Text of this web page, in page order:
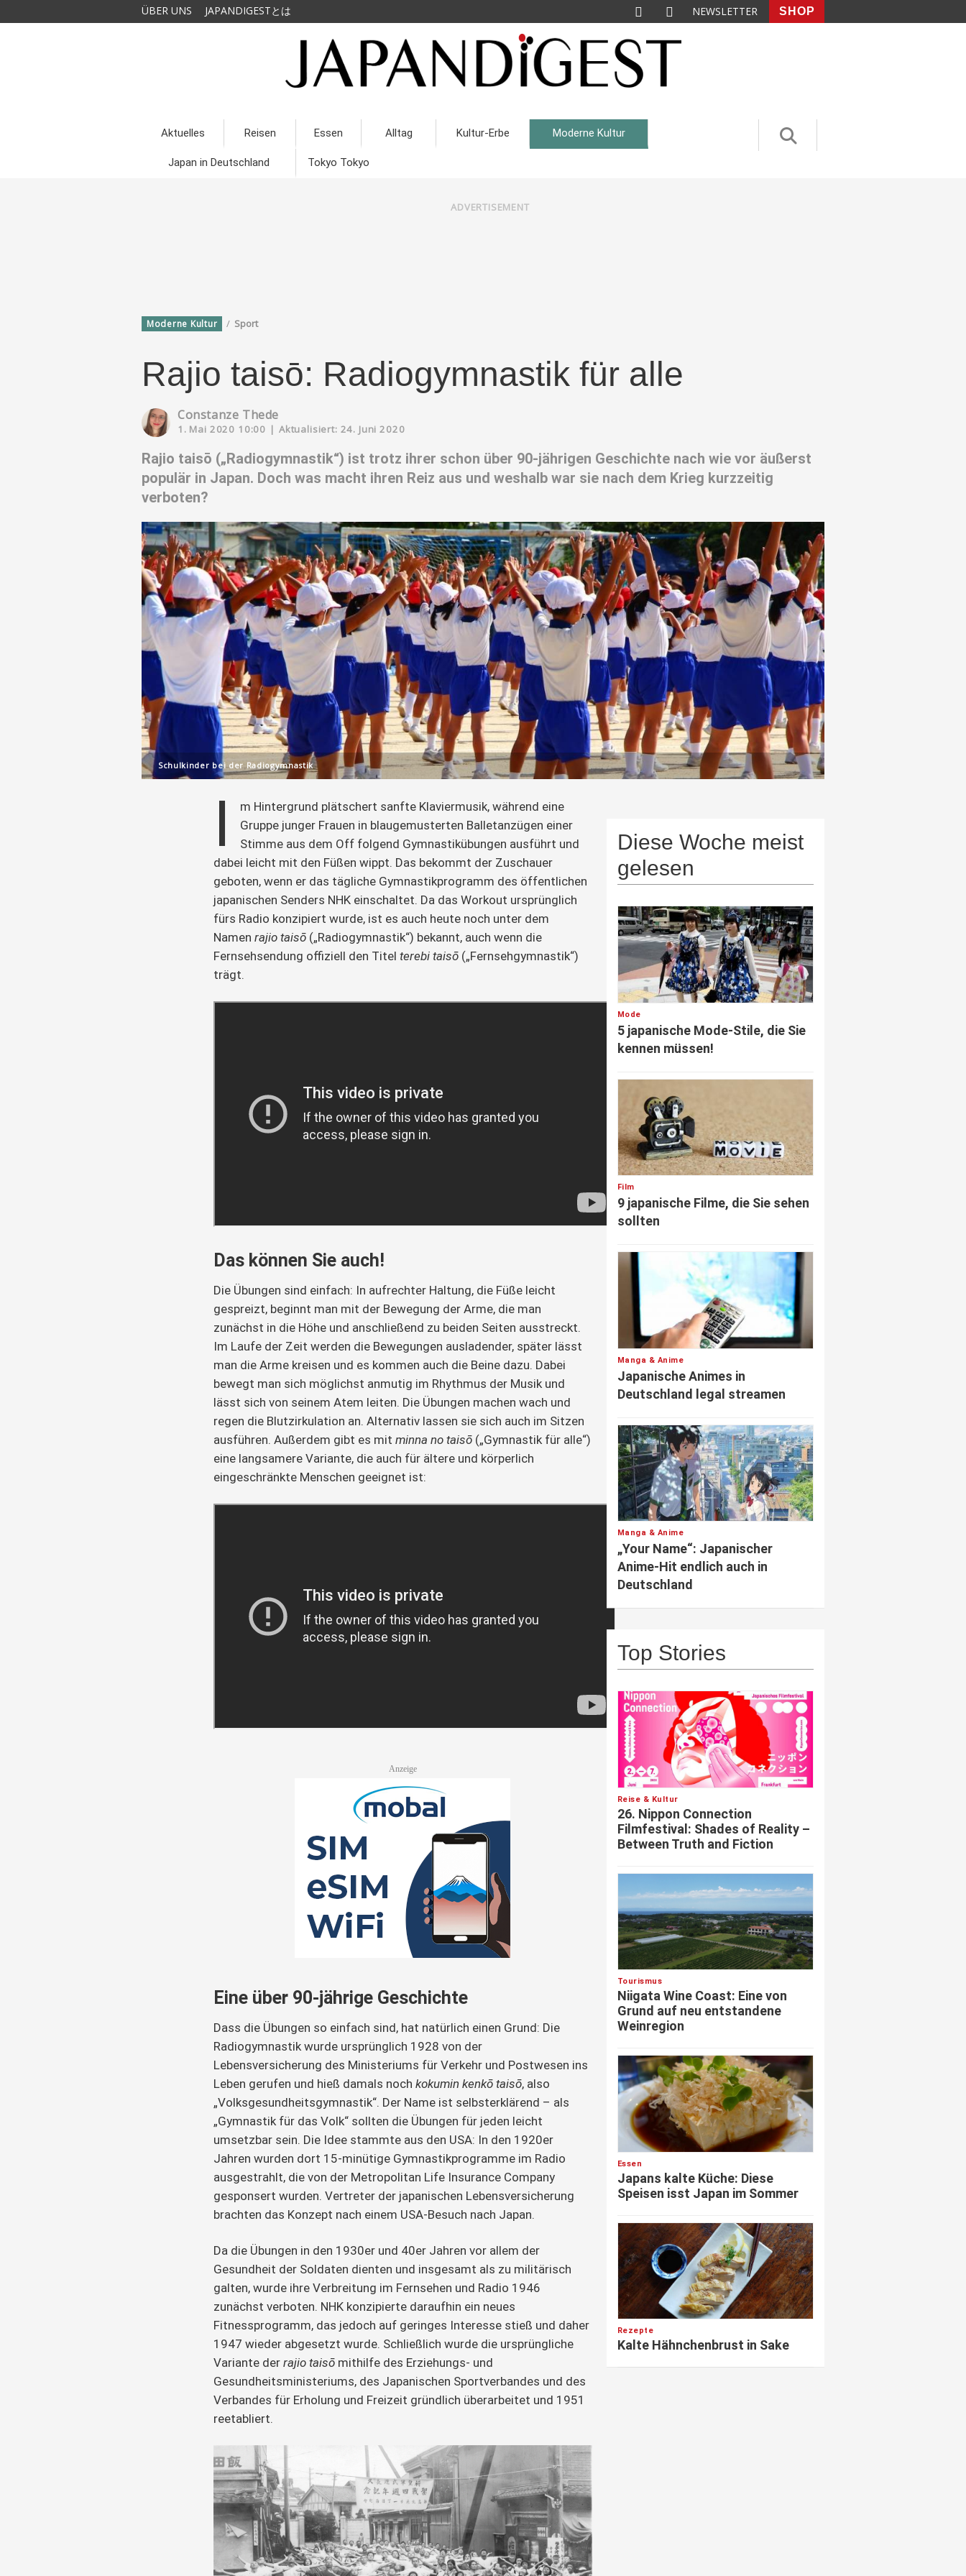
ÜBER UNS JAPANDIGESTとは NEWSLETTER SHOP
Aktuelles Reisen Essen Alltag Kultur-Erbe Moderne Kultur
Japan in Deutschland Tokyo Tokyo
ADVERTISEMENT
Moderne Kultur / Sport
Rajio taisō: Radiogymnastik für alle
Constanze Thede
1. Mai 2020 10:00 | Aktualisiert: 24. Juni 2020
Rajio taisō („Radiogymnastik“) ist trotz ihrer schon über 90-jährigen Geschichte nach wie vor äußerst
populär in Japan. Doch was macht ihren Reiz aus und weshalb war sie nach dem Krieg kurzzeitig
verboten?
Schulkinder bei der Radiogymnastik
I
m Hintergrund plätschert sanfte Klaviermusik, während eine
Gruppe junger Frauen in blaugemusterten Balletanzügen einer
Stimme aus dem Off folgend Gymnastikübungen ausführt und
dabei leicht mit den Füßen wippt. Das bekommt der Zuschauer
geboten, wenn er das tägliche Gymnastikprogramm des öffentlichen
japanischen Senders NHK einschaltet. Da das Workout ursprünglich
fürs Radio konzipiert wurde, ist es auch heute noch unter dem
Namen rajio taisō („Radiogymnastik“) bekannt, auch wenn die
Fernsehsendung offiziell den Titel terebi taisō („Fernsehgymnastik“)
trägt.
Das können Sie auch!
Die Übungen sind einfach: In aufrechter Haltung, die Füße leicht
gespreizt, beginnt man mit der Bewegung der Arme, die man
zunächst in die Höhe und anschließend zu beiden Seiten ausstreckt.
Im Laufe der Zeit werden die Bewegungen ausladender, später lässt
man die Arme kreisen und es kommen auch die Beine dazu. Dabei
bewegt man sich möglichst anmutig im Rhythmus der Musik und
lässt sich von seinem Atem leiten. Die Übungen machen wach und
regen die Blutzirkulation an. Alternativ lassen sie sich auch im Sitzen
ausführen. Außerdem gibt es mit minna no taisō („Gymnastik für alle“)
eine langsamere Variante, die auch für ältere und körperlich
eingeschränkte Menschen geeignet ist:
Eine über 90-jährige Geschichte
Dass die Übungen so einfach sind, hat natürlich einen Grund: Die
Radiogymnastik wurde ursprünglich 1928 von der
Lebensversicherung des Ministeriums für Verkehr und Postwesen ins
Leben gerufen und hieß damals noch kokumin kenkō taisō, also
„Volksgesundheitsgymnastik“. Der Name ist selbsterklärend – als
„Gymnastik für das Volk“ sollten die Übungen für jeden leicht
umsetzbar sein. Die Idee stammte aus den USA: In den 1920er
Jahren wurden dort 15-minütige Gymnastikprogramme im Radio
ausgestrahlt, die von der Metropolitan Life Insurance Company
gesponsert wurden. Vertreter der japanischen Lebensversicherung
brachten das Konzept nach einem USA-Besuch nach Japan.
Da die Übungen in den 1930er und 40er Jahren vor allem der
Gesundheit der Soldaten dienten und insgesamt als zu militärisch
galten, wurde ihre Verbreitung im Fernsehen und Radio 1946
zunächst verboten. NHK konzipierte daraufhin ein neues
Fitnessprogramm, das jedoch auf geringes Interesse stieß und daher
1947 wieder abgesetzt wurde. Schließlich wurde die ursprüngliche
Variante der rajio taisō mithilfe des Erziehungs- und
Gesundheitsministeriums, des Japanischen Sportverbandes und des
Verbandes für Erholung und Freizeit gründlich überarbeitet und 1951
reetabliert.
Diese Woche meist
gelesen
Mode
5 japanische Mode-Stile, die Sie
kennen müssen!
Film
9 japanische Filme, die Sie sehen
sollten
Manga & Anime
Japanische Animes in
Deutschland legal streamen
Manga & Anime
„Your Name“: Japanischer
Anime-Hit endlich auch in
Deutschland
Top Stories
Reise & Kultur
26. Nippon Connection
Filmfestival: Shades of Reality –
Between Truth and Fiction
Tourismus
Niigata Wine Coast: Eine von
Grund auf neu entstandene
Weinregion
Essen
Japans kalte Küche: Diese
Speisen isst Japan im Sommer
Rezepte
Kalte Hähnchenbrust in Sake